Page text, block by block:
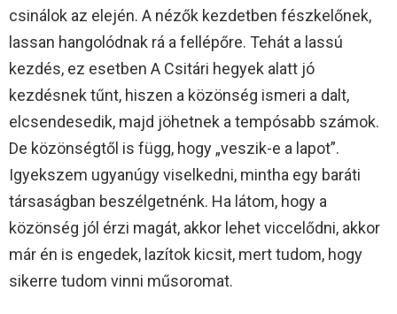
csinálok az elején. A nézők kezdetben fészkelőnek,
lassan hangolódnak rá a fellépőre. Tehát a lassú
kezdés, ez esetben A Csitári hegyek alatt jó
kezdésnek tűnt, hiszen a közönség ismeri a dalt,
elcsendesedik, majd jöhetnek a tempósabb számok.
De közönségtől is függ, hogy „veszik-e a lapot”.
Igyekszem ugyanúgy viselkedni, mintha egy baráti
társaságban beszélgetnénk. Ha látom, hogy a
közönség jól érzi magát, akkor lehet viccelődni, akkor
már én is engedek, lazítok kicsit, mert tudom, hogy
sikerre tudom vinni műsoromat.